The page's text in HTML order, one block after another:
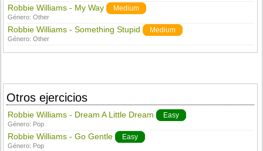
Robbie Williams - My Way Medium
Género:Other
Robbie Williams - Something Stupid Medium
Género:Other
Otros ejercicios
Robbie Williams - Dream A Little Dream Easy
Género: Pop
Robbie Williams - Go Gentle Easy
Género: Pop